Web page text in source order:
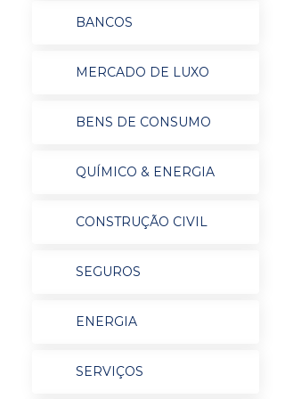
BANCOS
MERCADO DE LUXO
BENS DE CONSUMO
QUÍMICO & ENERGIA
CONSTRUÇÃO CIVIL
SEGUROS
ENERGIA
SERVIÇOS